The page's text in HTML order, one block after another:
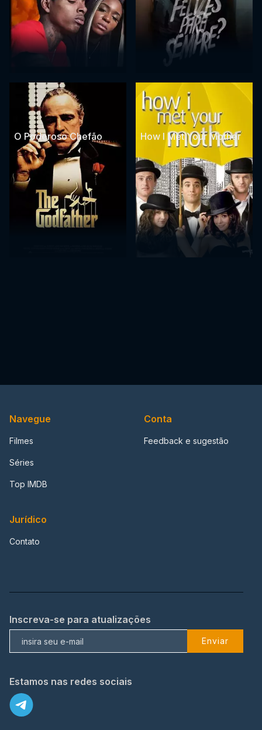
O Poderoso Chefão How I Met Your Mother
Navegue
Filmes
Séries
Top IMDB
Conta
Feedback e sugestão
Jurídico
Contato
Inscreva-se para atualizações
Enviar
Estamos nas redes sociais